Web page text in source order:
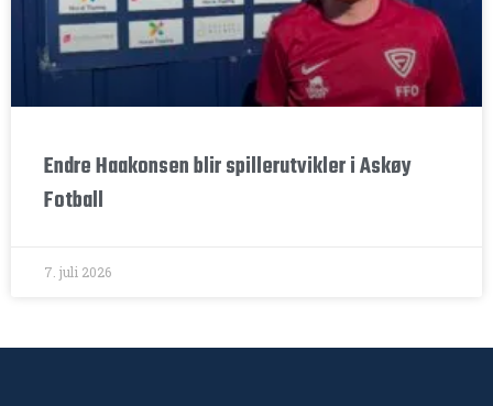
Endre Haakonsen blir spillerutvikler i Askøy
Fotball
7. juli 2026